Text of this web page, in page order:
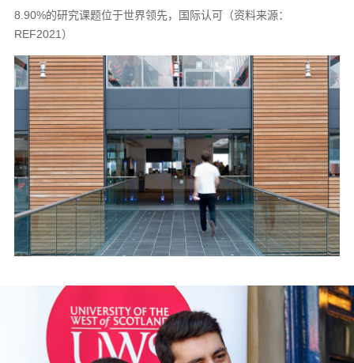
8.90%的研究课题位于世界领先，国际认可（资料来源：
REF2021）